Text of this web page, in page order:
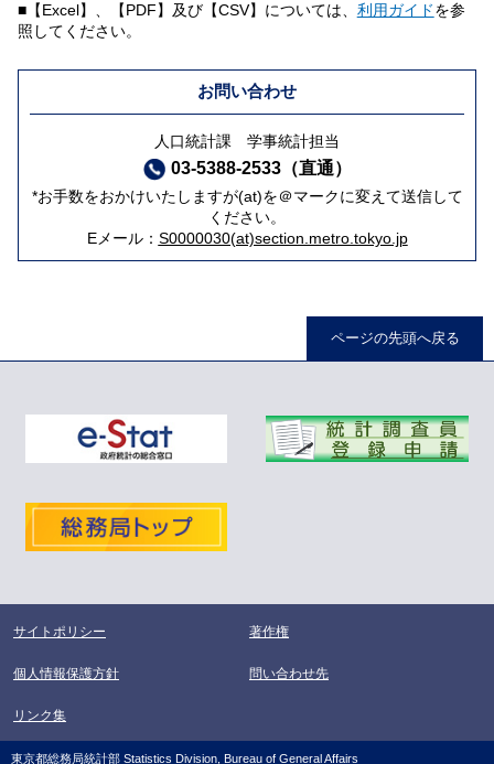
■【Excel】、【PDF】及び【CSV】については、 利用ガイドを参
照してください。
お問い合わせ
人口統計課 学事統計担当
03-5388-2533（直通）
*お手数をおかけいたしますが(at)を＠マークに変えて送信して
ください。
Eメール： S0000030(at)section.metro.tokyo.jp
ページの先頭へ戻る
サイトポリシー 著作権
個人情報保護方針 問い合わせ先
リンク集
東京都総務局統計部 Statistics Division, Bureau of General Affairs